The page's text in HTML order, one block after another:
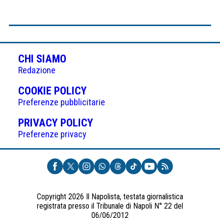
CHI SIAMO
Redazione
COOKIE POLICY(APRE
IN
UNA
NUOVA
Preferenze pubblicitarie
PRIVACY POLICY(APRE
UNA
NUOVA
SCHEDA)
Preferenze privacy
Copyright 2026 Il Napolista, testata giornalistica
registrata presso il Tribunale di Napoli N° 22 del
06/06/2012